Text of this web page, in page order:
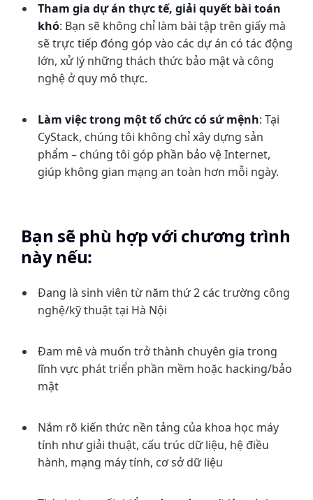
Tham gia dự án thực tế, giải quyết bài toán
khó: Bạn sẽ không chỉ làm bài tập trên giấy mà
sẽ trực tiếp đóng góp vào các dự án có tác động
lớn, xử lý những thách thức bảo mật và công
nghệ ở quy mô thực.
Làm việc trong một tổ chức có sứ mệnh: Tại
CyStack, chúng tôi không chỉ xây dựng sản
phẩm – chúng tôi góp phần bảo vệ Internet,
giúp không gian mạng an toàn hơn mỗi ngày.
Bạn sẽ phù hợp với chương trình
này nếu:
Đang là sinh viên từ năm thứ 2 các trường công
nghệ/kỹ thuật tại Hà Nội
Đam mê và muốn trở thành chuyên gia trong
lĩnh vực phát triển phần mềm hoặc hacking/bảo
mật
Nắm rõ kiến thức nền tảng của khoa học máy
tính như giải thuật, cấu trúc dữ liệu, hệ điều
hành, mạng máy tính, cơ sở dữ liệu